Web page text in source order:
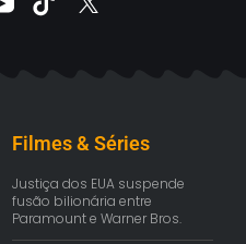
Filmes & Séries
Justiça dos EUA suspende
fusão bilionária entre
Paramount e Warner Bros.